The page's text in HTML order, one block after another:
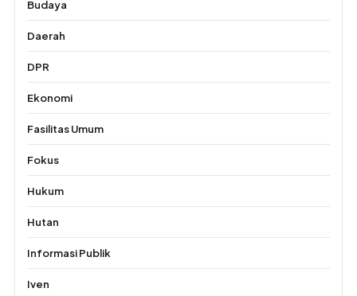
Budaya
Daerah
DPR
Ekonomi
Fasilitas Umum
Fokus
Hukum
Hutan
Informasi Publik
Iven